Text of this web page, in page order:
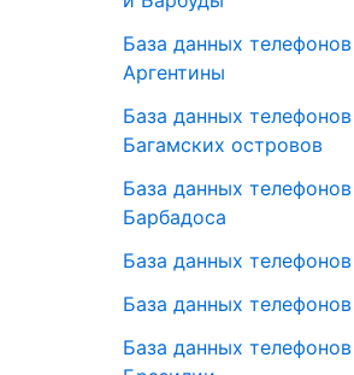
База данных телефонов
Аргентины
База данных телефонов
Багамских островов
База данных телефонов
Барбадоса
База данных
База данных
База данных телефонов